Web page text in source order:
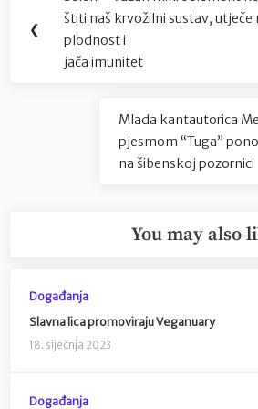
objava
❮
Previous
Post:
štiti naš krvožilni sustav, utječe
plodnost i
jača imunitet
Next
Post:
Mlada kantautorica
pjesmom “Tuga”
na šibenskoj pozornici
You may also
Događanja
Slavna lica promoviraju Veganuary
18. siječnja 2023
Događanja